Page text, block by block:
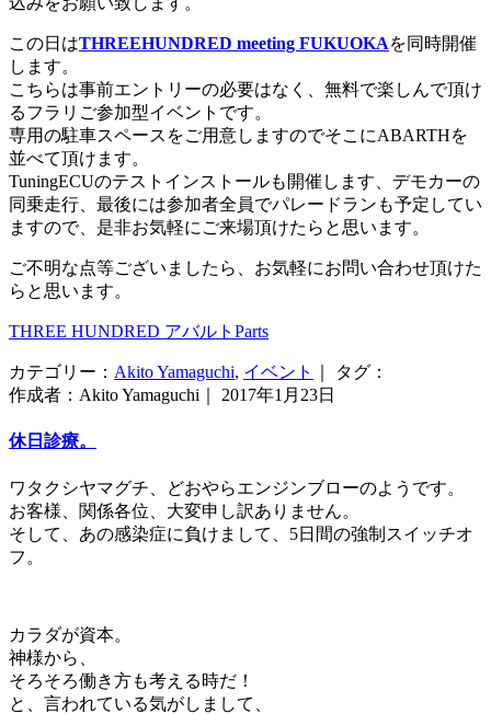
この日はTHREEHUNDRED meeting FUKUOKAを同時開催
します。
こちらは事前エントリーの必要はなく、無料で楽しんで頂け
るフラリご参加型イベントです。
専用の駐車スペースをご用意しますのでそこにABARTHを
並べて頂けます。
TuningECUのテストインストールも開催します、デモカーの
同乗走行、最後には参加者全員でパレードランも予定してい
ますので、是非お気軽にご来場頂けたらと思います。
ご不明な点等ございましたら、お気軽にお問い合わせ頂けた
らと思います。
THREE HUNDRED アバルトParts
カテゴリー： Akito Yamaguchi, イベント
｜ タグ：
作成者：Akito Yamaguchi｜ 2017年1月23日
休日診療。
ワタクシヤマグチ、どおやらエンジンブローのようです。
お客様、関係各位、大変申し訳ありません。
そして、あの感染症に負けまして、5日間の強制スイッチオ
フ。
カラダが資本。
神様から、
そろそろ働き方も考える時だ！
と、言われている気がしまして、